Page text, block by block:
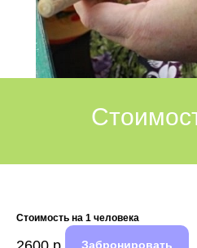
Стоимость на 1 человека
Забронировать